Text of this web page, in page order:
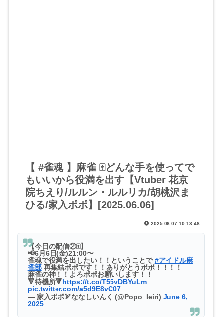
【 #雀魂 】麻雀 🀄どんな手を使ってで
もいいから役満を出す【Vtuber 花京
院ちえり/ルルン・ルルリカ/胡桃沢ま
ひる/家入ポポ】[2025.06.06]
2025.06.07 10:13.48
【今日の配信②🀄️】
📢6月6日(金)21:00〜
雀魂で役満を出したい！！ということで#アイドル麻
雀部再集結ポポです！！ありがとうポポ！！！！
麻雀の神！！よろポポお願いします！！
🔻待機所🔻https://t.co/T55vDBYuLm
pic.twitter.com/a5d9E8vC07
— 家入ポポ🏹ななしいんく (@Popo_Ieiri) June 6,
2025